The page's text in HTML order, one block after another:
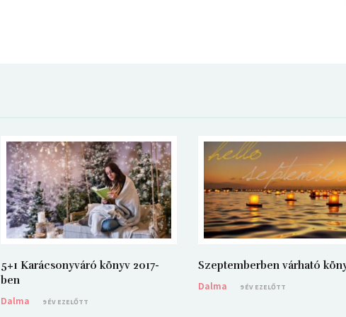
5+1 Karácsonyváró könyv 2017-
ben
Dalma
9 ÉV EZELŐTT
Szeptemberben várható
Dalma
9 ÉV EZELŐTT